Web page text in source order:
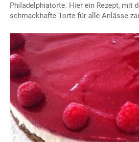
Philadelphiatorte. Hier ein Rezept, mit
schmackhafte Torte für alle Anlässe